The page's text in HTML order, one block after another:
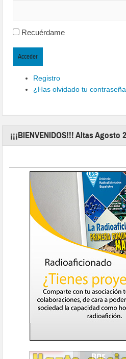
Recuérdame
Acceder
Registro
¿Has olvidado tu
¡¡¡BIENVENIDOS!!! Altas Agosto